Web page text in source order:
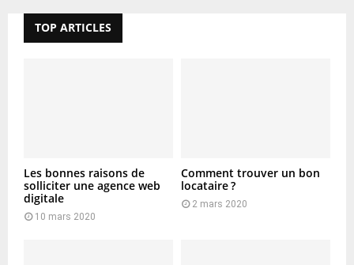
TOP ARTICLES
Les bonnes raisons de
solliciter une agence web
digitale
10 mars 2020
Comment trouver un bon
locataire ?
2 mars 2020